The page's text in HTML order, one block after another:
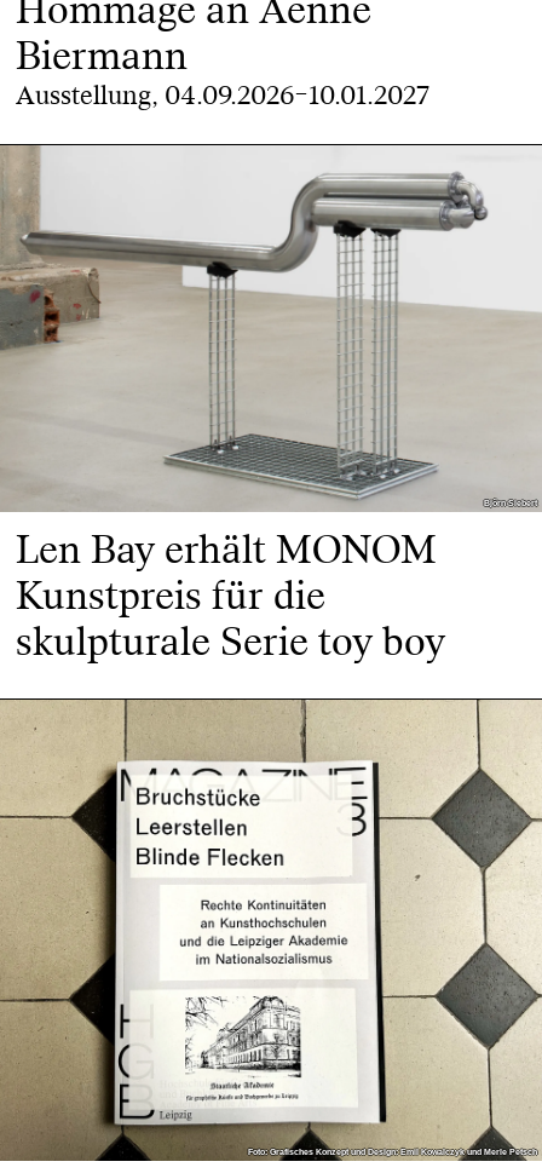
Hommage an Aenne
Biermann
Ausstellung, 04.09.2026–10.01.2027
Björn Siebert
Björn Siebert
Len Bay erhält MONOM
Kunstpreis für die
skulpturale Serie toy boy
Foto: Grafisches Konzept und Design: Emil Kowalczyk und Merle Petsch
Foto: Grafisches Konzept und Design: Emil Kowalczyk und Merle Petsch